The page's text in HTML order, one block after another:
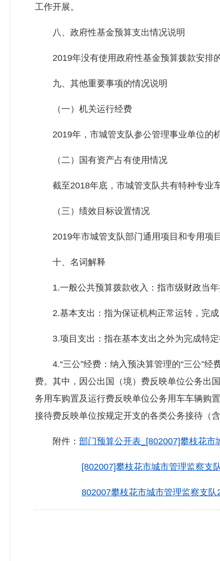
工作开展。
八、政府性基金预算支出情况说明
2019年没有使用政府性基金预算拨款安排
九、其他重要事项的情况说明
（一）机关运行经费
2019年，市城管支队参公管理事业单位的机
（二）国有资产占有使用情况
截至2018年底，市城管支队共有特种专业
（三）绩效目标设置情况
2019年市城管支队部门通用项目和专用项
十、名词解释
1.一般公共预算拨款收入：指市级财政当年
2.基本支出：指为保证机构正常运转，完成
3.项目支出：指在基本支出之外为完成特定
4.“三公”经费：纳入预决算管理的“三公”经
费。其中，因公出国（境）费反映单位公务出
务用车购置及运行费反映单位公务用车车辆购
接待费反映单位按规定开支的各类公务接待（
附件： 部门预算公开表_[802007]攀枝花市
[802007]攀枝花市城市管理监察支
802007攀枝花市城市管理监察支